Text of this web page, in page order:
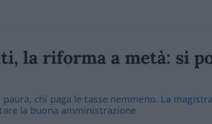
la riforma a metà: si
paura, chi paga le tasse nemmeno. La
la buona amministrazione